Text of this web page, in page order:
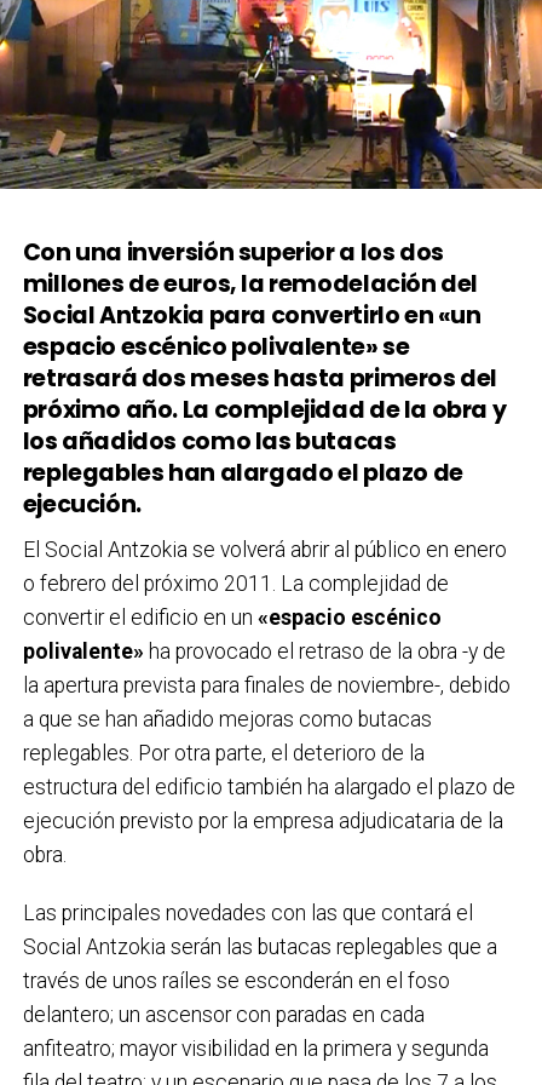
Con una inversión superior a los dos
millones de euros, la remodelación del
Social Antzokia para convertirlo en «un
espacio escénico polivalente» se
retrasará dos meses hasta primeros del
próximo año. La complejidad de la obra y
los añadidos como las butacas
replegables han alargado el plazo de
ejecución.
El Social Antzokia se volverá abrir al público en enero
o febrero del próximo 2011. La complejidad de
convertir el edificio en un «espacio escénico
polivalente» ha provocado el retraso de la obra -y de
la apertura prevista para finales de noviembre-, debido
a que se han añadido mejoras como butacas
replegables. Por otra parte, el deterioro de la
estructura del edificio también ha alargado el plazo de
ejecución previsto por la empresa adjudicataria de la
obra.
Las principales novedades con las que contará el
Social Antzokia serán las butacas replegables que a
través de unos raíles se esconderán en el foso
delantero; un ascensor con paradas en cada
anfiteatro; mayor visibilidad en la primera y segunda